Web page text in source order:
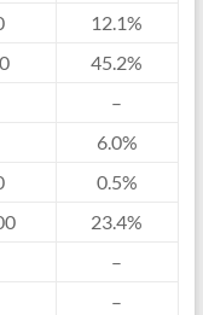
12.1%
45.2%
–
6.0%
0.5%
23.4%
–
–